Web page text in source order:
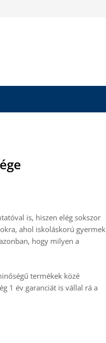
is, hiszen elég sokszor
ahol iskoláskorú gyermek
hogy milyen a
termékek közé
1 év garanciát is vállal rá a